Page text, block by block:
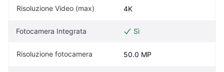
Risoluzione Video (max) 4K
Fotocamera Integrata Sì
Risoluzione fotocamera 50.0 MP